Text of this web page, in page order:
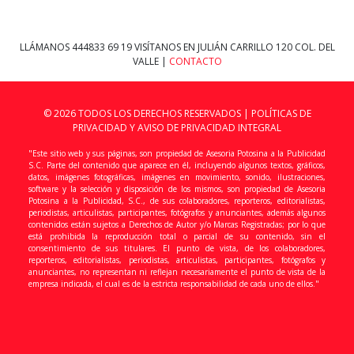
LLÁMANOS 444833 69 19VISÍTANOS EN JULIÁN CARRILLO 120 COL. DEL
VALLE | CONTACTO
© 2026 TODOS LOS DERECHOS RESERVADOS | POLÍTICAS DE
PRIVACIDAD Y AVISO DE PRIVACIDAD INTEGRAL
"Este sitio web y sus páginas, son propiedad de Asesoria Potosina a la Publicidad
S.C. Parte del contenido que aparece en él, incluyendo algunos textos, gráficos,
datos, imágenes fotográficas, imágenes en movimiento, sonido, ilustraciones,
software y la selección y disposición de los mismos, son propiedad de Asesoria
Potosina a la Publicidad, S.C., de sus colaboradores, reporteros, editorialistas,
periodistas, articulistas, participantes, fotógrafos y anunciantes, además algunos
contenidos están sujetos a Derechos de Autor y/o Marcas Registradas; por lo que
está prohibida la reproducción total o parcial de su contenido, sin el
consentimiento de sus titulares. El punto de vista, de los colaboradores,
reporteros, editorialistas, periodistas, articulistas, participantes, fotógrafos y
anunciantes, no representan ni reflejan necesariamente el punto de vista de la
empresa indicada, el cual es de la estricta responsabilidad de cada uno de ellos."